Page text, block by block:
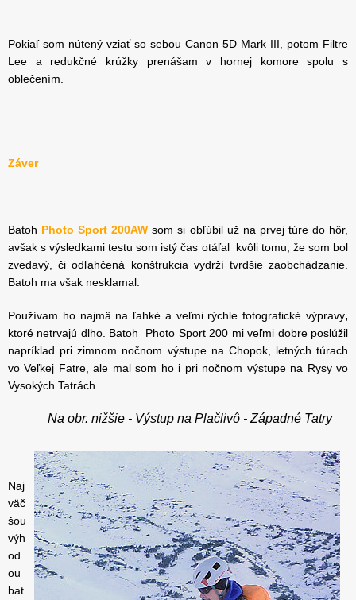
Pokiaľ som nútený vziať so sebou Canon 5D Mark III, potom Filtre
Lee a redukčné krúžky prenášam v hornej komore spolu s
oblečením.
Záver
Batoh Photo Sport 200AW som si obľúbil už na prvej túre do hôr,
avšak s výsledkami testu som istý čas otáľal kvôli tomu, že som bol
zvedavý, či odľahčená konštrukcia vydrží tvrdšie zaobchádzanie.
Batoh ma však nesklamal.
Používam ho najmä na ľahké a veľmi rýchle fotografické výpravy,
ktoré netrvajú dlho. Batoh Photo Sport 200 mi veľmi dobre poslúžil
napríklad pri zimnom nočnom výstupe na Chopok, letných túrach
vo Veľkej Fatre, ale mal som ho i pri nočnom výstupe na Rysy vo
Vysokých Tatrách.
Na obr. nižšie - Výstup na Plačlivô - Západné Tatry
Naj
väč
šou
výh
od
ou
bat